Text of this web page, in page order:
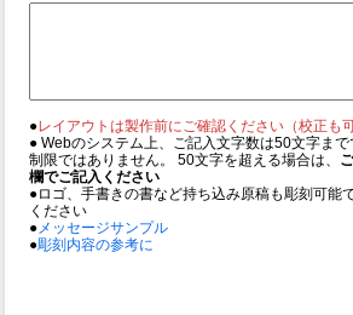
●レイアウトは製作前にご確認ください（校正も可
● Webのシステム上、ご記入文字数は50文字ま
制限ではありません。 50文字を超える場合は、
欄でご記入ください
●ロゴ、手書きの書など持ち込み原稿も彫刻可能で
ください
● メッセージサンプル
●彫刻内容の参考に